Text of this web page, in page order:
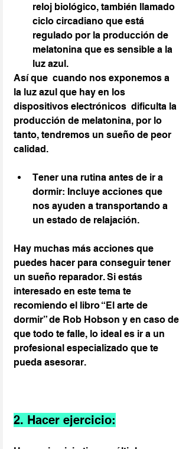
reloj biológico, también llamado
ciclo circadiano que está
regulado por la producción de
melatonina que es sensible a la
luz azul.
Así que  cuando nos exponemos a
la luz azul que hay en los
dispositivos electrónicos  dificulta la
producción de melatonina, por lo
tanto, tendremos un sueño de peor
calidad.
Tener una rutina antes de ir a
dormir: Incluye acciones que
nos ayuden a transportando a
un estado de relajación.
Hay muchas más acciones que
puedes hacer para conseguir tener
un sueño reparador. Si estás
interesado en este tema te
recomiendo el libro “El arte de
dormir” de Rob Hobson y en caso de
que todo te falle, lo ideal es ir a un
profesional especializado que te
pueda asesorar.
2. Hacer ejercicio: